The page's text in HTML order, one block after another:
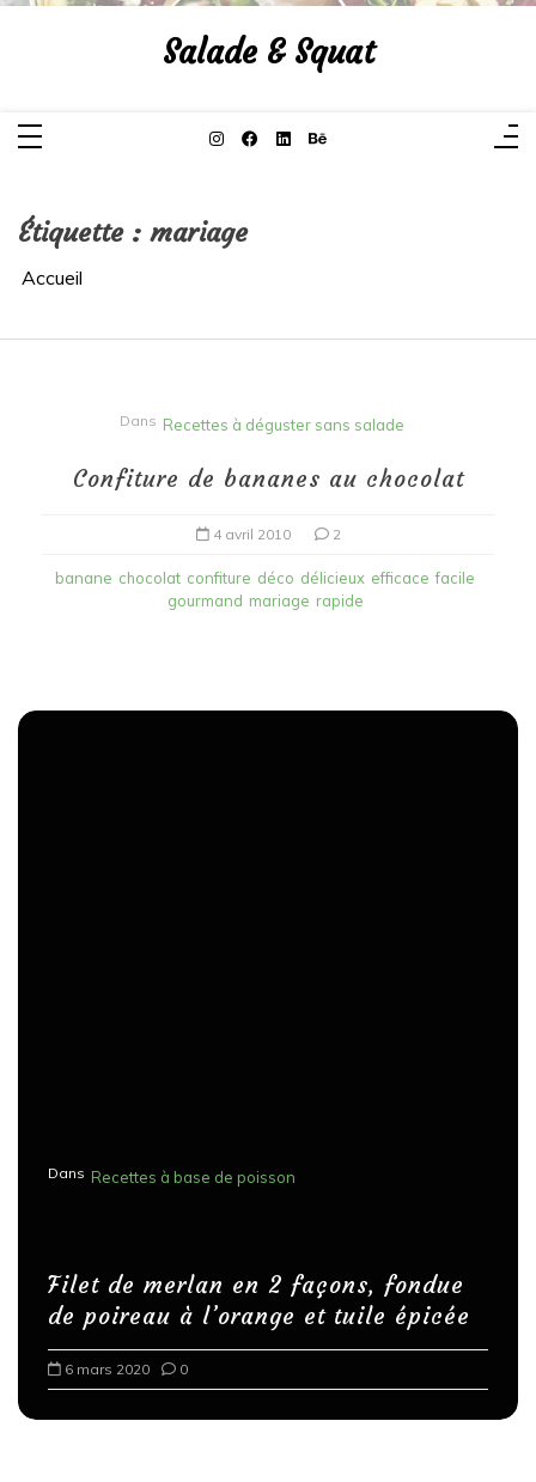
Aller
Salade & Squat
Étiquette : mariage
Accueil
Dans Recettes à déguster sans salade
Confiture de bananes au chocolat
4 avril 2010 2
banane chocolat confiture déco délicieux efficace facile
gourmand mariage rapide
Dans Recettes à base de poisson
Filet de merlan en 2 façons, fondue
de poireau à l’orange et tuile épicée
6 mars 2020 0